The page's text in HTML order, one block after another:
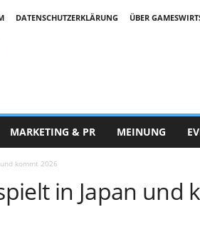
DATENSCHUTZERKLÄRUNG ÜBER
MARKETING & PR MEINUNG
kommt 2026
in Japan und